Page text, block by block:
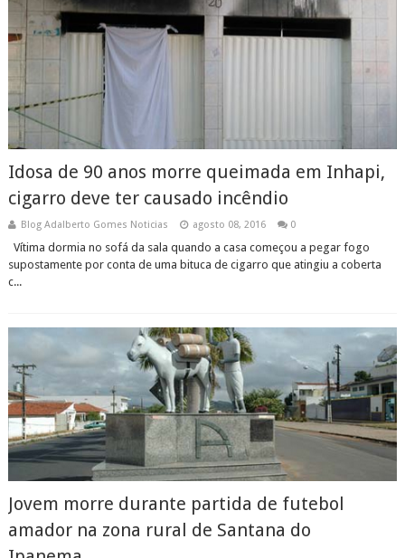
Idosa de 90 anos morre queimada em Inhapi,
cigarro deve ter causado incêndio
Blog Adalberto Gomes Noticias agosto 08, 2016 0
Vítima dormia no sofá da sala quando a casa começou a pegar fogo
supostamente por conta de uma bituca de cigarro que atingiu a coberta
c...
Jovem morre durante partida de futebol
amador na zona rural de Santana do